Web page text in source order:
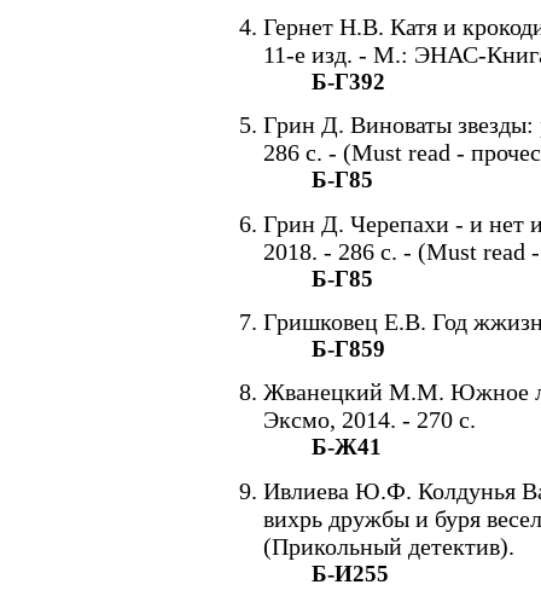
Гернет Н.В. Катя и
11-е изд. - М.: ЭНАС-
Б-Г392
Грин Д. Виноваты
286 с. - (Must read -
Б-Г85
Грин Д. Черепахи - и нет
2018. - 286 с. - (Must read
Б-Г85
Гришковец Е.В. Год
Б-Г859
Жванецкий М.М. Южное
Эксмо, 2014. - 270 с.
Б-Ж41
Ивлиева Ю.Ф. Колдунья
вихрь дружбы и буря
(Прикольный детектив).
Б-И255